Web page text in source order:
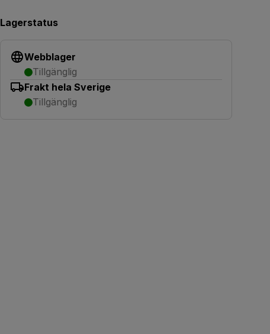
Lagerstatus
Webblager
Tillgänglig
Frakt hela Sverige
Tillgänglig